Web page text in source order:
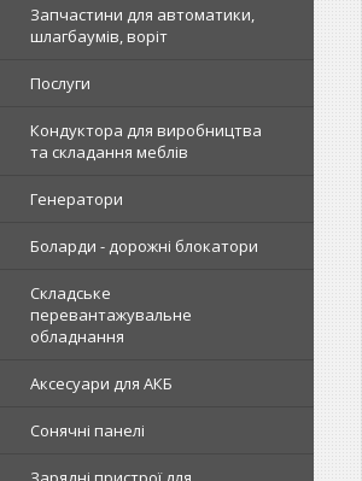
Запчастини для автоматики,
шлагбаумів, воріт
Послуги
Кондуктора для виробництва
та складання меблів
Генератори
Боларди - дорожні блокатори
Складське
перевантажувальне
обладнання
Аксесуари для АКБ
Сонячні панелі